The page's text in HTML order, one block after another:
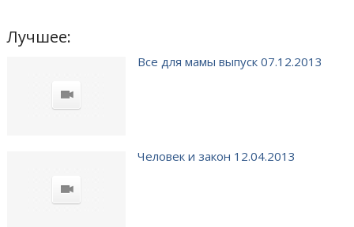
Лучшее:
Все для мамы выпуск 07.12.2013
Человек и закон 12.04.2013